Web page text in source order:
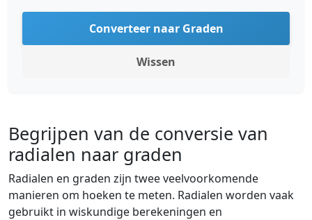
Converteer naar Graden
Wissen
Begrijpen van de conversie van
radialen naar graden
Radialen en graden zijn twee veelvoorkomende
manieren om hoeken te meten. Radialen worden vaak
gebruikt in wiskundige berekeningen en